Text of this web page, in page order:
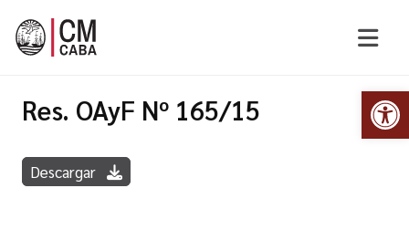
Res. OAyF Nº 165/15
Descargar